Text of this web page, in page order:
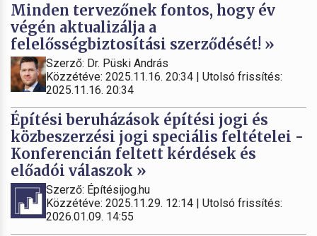
Minden tervezőnek fontos, hogy év
végén aktualizálja a
felelősségbiztosítási szerződését! »
Szerző: Dr. Püski András
Közzétéve: 2025.11.16. 20:34 | Utolsó frissítés:
2025.11.16. 20:34
Építési beruházások építési jogi és
közbeszerzési jogi speciális feltételei -
Konferencián feltett kérdések és
előadói válaszok »
Szerző: Építésijog.hu
Közzétéve: 2025.11.29. 12:14 | Utolsó frissítés:
2026.01.09. 14:55